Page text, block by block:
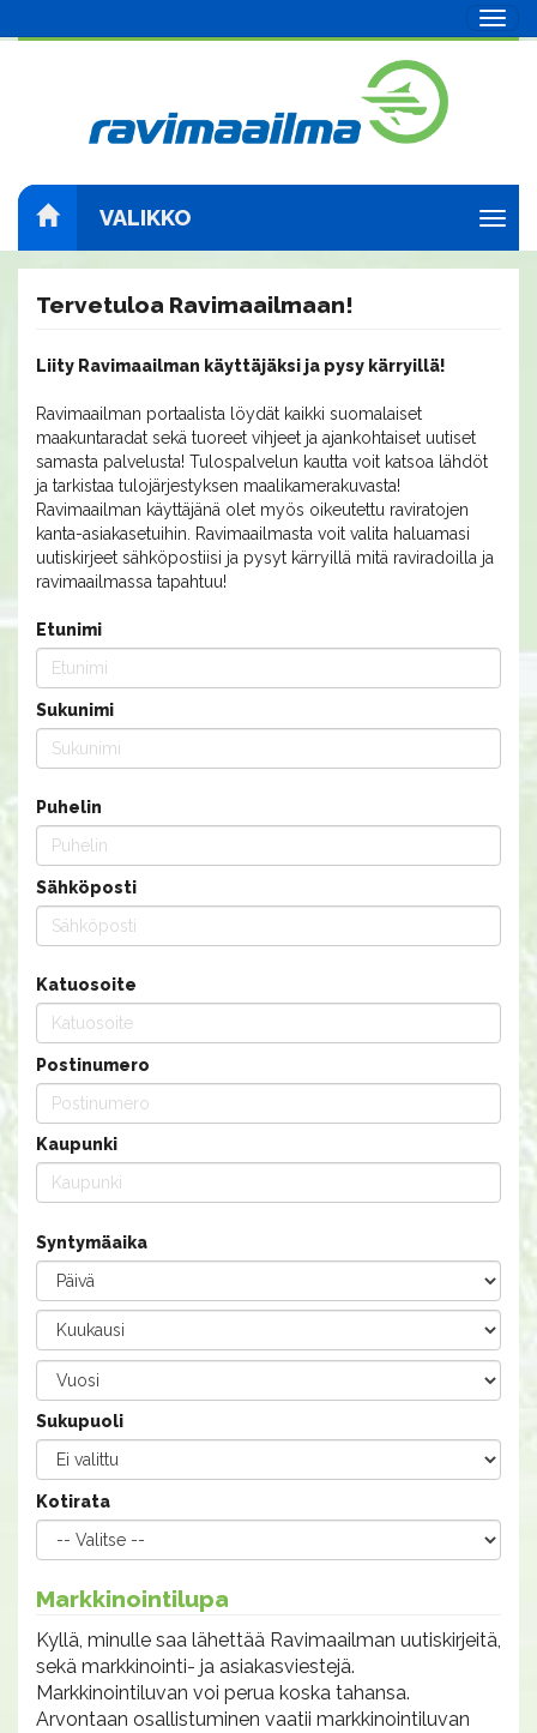
VALIKKO
Tervetuloa Ravimaailmaan!
Liity Ravimaailman käyttäjäksi ja pysy kärryillä!
Ravimaailman portaalista löydät kaikki suomalaiset
maakuntaradat sekä tuoreet vihjeet ja ajankohtaiset uutiset
samasta palvelusta! Tulospalvelun kautta voit katsoa lähdöt
ja tarkistaa tulojärjestyksen maalikamerakuvasta!
Ravimaailman käyttäjänä olet myös oikeutettu raviratojen
kanta-asiakasetuihin. Ravimaailmasta voit valita haluamasi
uutiskirjeet sähköpostiisi ja pysyt kärryillä mitä raviradoilla ja
ravimaailmassa tapahtuu!
Etunimi
Sukunimi
Puhelin
Sähköposti
Katuosoite
Postinumero
Kaupunki
Syntymäaika
Sukupuoli
Kotirata
Markkinointilupa
Kyllä, minulle saa lähettää Ravimaailman uutiskirjeitä,
sekä markkinointi- ja asiakasviestejä.
Markkinointiluvan voi perua koska tahansa.
Arvontaan osallistuminen vaatii markkinointiluvan